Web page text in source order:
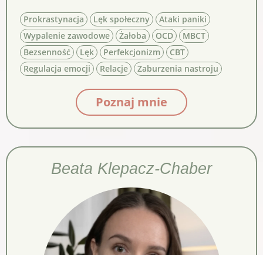
Prokrastynacja Lęk społeczny
Ataki paniki
Wypalenie zawodowe
Żałoba OCD
MBCT
Bezsenność
Lęk Perfekcjonizm
CBT
Regulacja emocji
Relacje Zaburzenia nastroju
Poznaj mnie
Beata Klepacz-Chaber